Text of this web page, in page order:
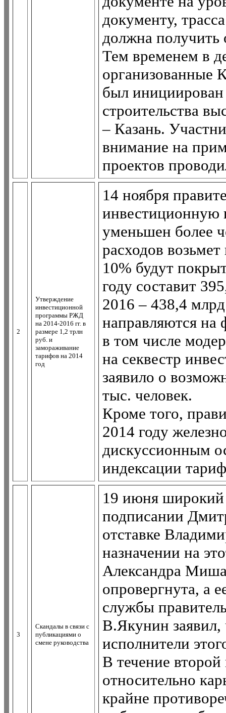
документу,
должна
Тем временем в
организованные
был
строительства
– Казань.
внимание на
проектов
2
Утверждение
инвестиционной
программы РЖД
на 2014-2016 гг. в
размере 1,2 трлн
руб. и
замораживание
тарифов на 2014
год
14 ноября
уменьшен более
расходов
10% будут
году составит
2016 – 438,4
направляются на
в том числе
на секвестр
заявило о
тыс. человек.
Кроме того,
2014 году
дискуссионным
индексации
3
Скандалы в связи с
публикациями о
смене руководства
19 июня широкий
подписании
отставке
назначении на
Александра
опровергнута, а
службы
В.Якунин заявил,
исполнители
В течение
относительно
крайне